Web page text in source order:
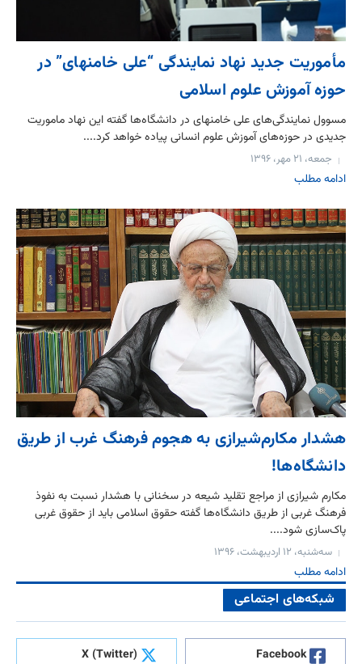
مأموریت جدید نهاد نمایندگی “علی خامنه‎ای” در
حوزه آموزش علوم اسلامی
مسوول نمایندگی‌های علی خامنه‎ای در دانشگاه‌ها گفته این نهاد ماموریت
جدیدی در حوزه‌های آموزش علوم انسانی پیاده خواهد کرد....
جمعه، ۲۱ مهر، ۱۳۹۶
ادامه مطلب
هشدار ‌مکارم‌شیرازی به هجوم فرهنگ غرب از طریق
دانشگاه‌ها!
مکارم شیرازی از مراجع تقلید شیعه در سخنانی با هشدار نسبت به نفوذ
فرهنگ غربی از طریق دانشگاه‌ها گفته حقوق اسلامی باید از حقوق غربی
پاک‌سازی شود....
سه‌شنبه، ۱۲ اردیبهشت، ۱۳۹۶
ادامه مطلب
شبکه‌های اجتماعی
Facebook
X (Twitter)